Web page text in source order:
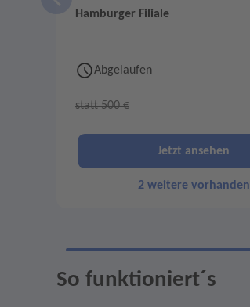
Hamburger Filiale
Abgelaufen
statt 500 €
Jetzt ansehen
2 weitere vorhanden
So funktioniert´s